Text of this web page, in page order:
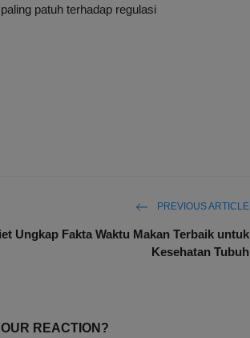
patuh terhadap regulasi
PREVIOUS ARTICLE
Ungkap Fakta Waktu Makan Terbaik untuk
Kesehatan Tubuh
REACTION?